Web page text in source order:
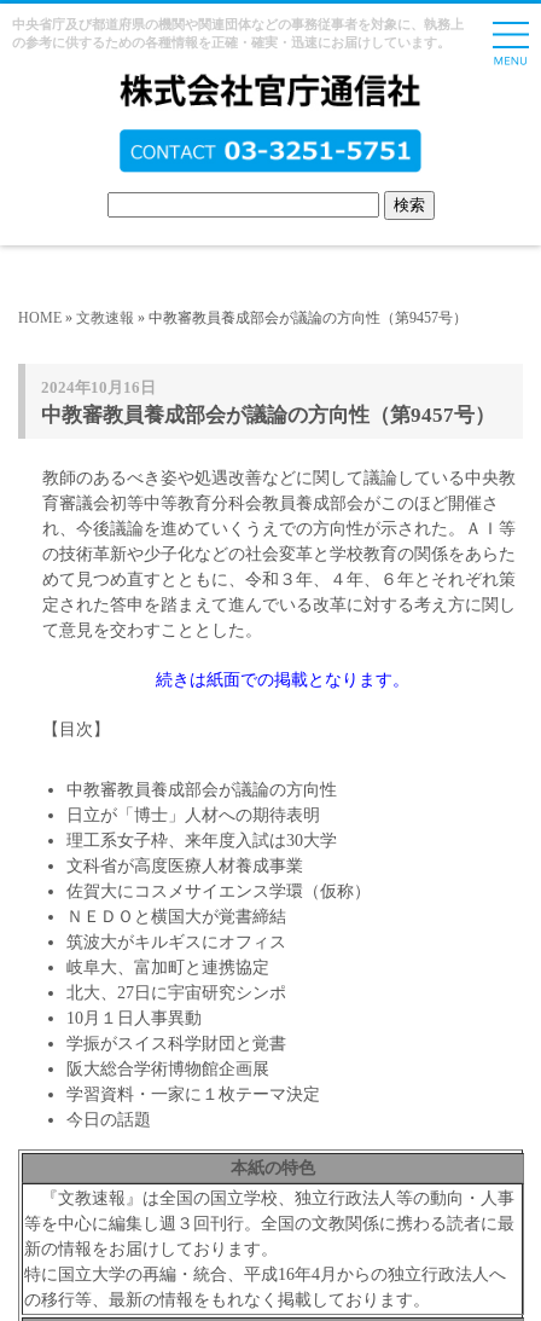
中央省庁及び都道府県の機関や関連団体などの事務従事者を対象に、執務上
の参考に供するための各種情報を正確・確実・迅速にお届けしています。
HOME » 文教速報 » 中教審教員養成部会が議論の方向性（第9457号）
2024年10月16日
中教審教員養成部会が議論の方向性（第9457号）
教師のあるべき姿や処遇改善などに関して議論している中央教
育審議会初等中等教育分科会教員養成部会がこのほど開催さ
れ、今後議論を進めていくうえでの方向性が示された。ＡＩ等
の技術革新や少子化などの社会変革と学校教育の関係をあらた
めて見つめ直すとともに、令和３年、４年、６年とそれぞれ策
定された答申を踏まえて進んでいる改革に対する考え方に関し
て意見を交わすこととした。
続きは紙面での掲載となります。
【目次】
中教審教員養成部会が議論の方向性
日立が「博士」人材への期待表明
理工系女子枠、来年度入試は30大学
文科省が高度医療人材養成事業
佐賀大にコスメサイエンス学環（仮称）
ＮＥＤＯと横国大が覚書締結
筑波大がキルギスにオフィス
岐阜大、富加町と連携協定
北大、27日に宇宙研究シンポ
10月１日人事異動
学振がスイス科学財団と覚書
阪大総合学術博物館企画展
学習資料・一家に１枚テーマ決定
今日の話題
本紙の特色
『文教速報』は全国の国立学校、独立行政法人等の動向・人事
等を中心に編集し週３回刊行。全国の文教関係に携わる読者に最
新の情報をお届けしております。
特に国立大学の再編・統合、平成16年4月からの独立行政法人へ
の移行等、最新の情報をもれなく掲載しております。